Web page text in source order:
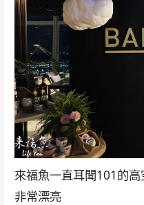
來福魚一直耳聞101的
非常漂亮